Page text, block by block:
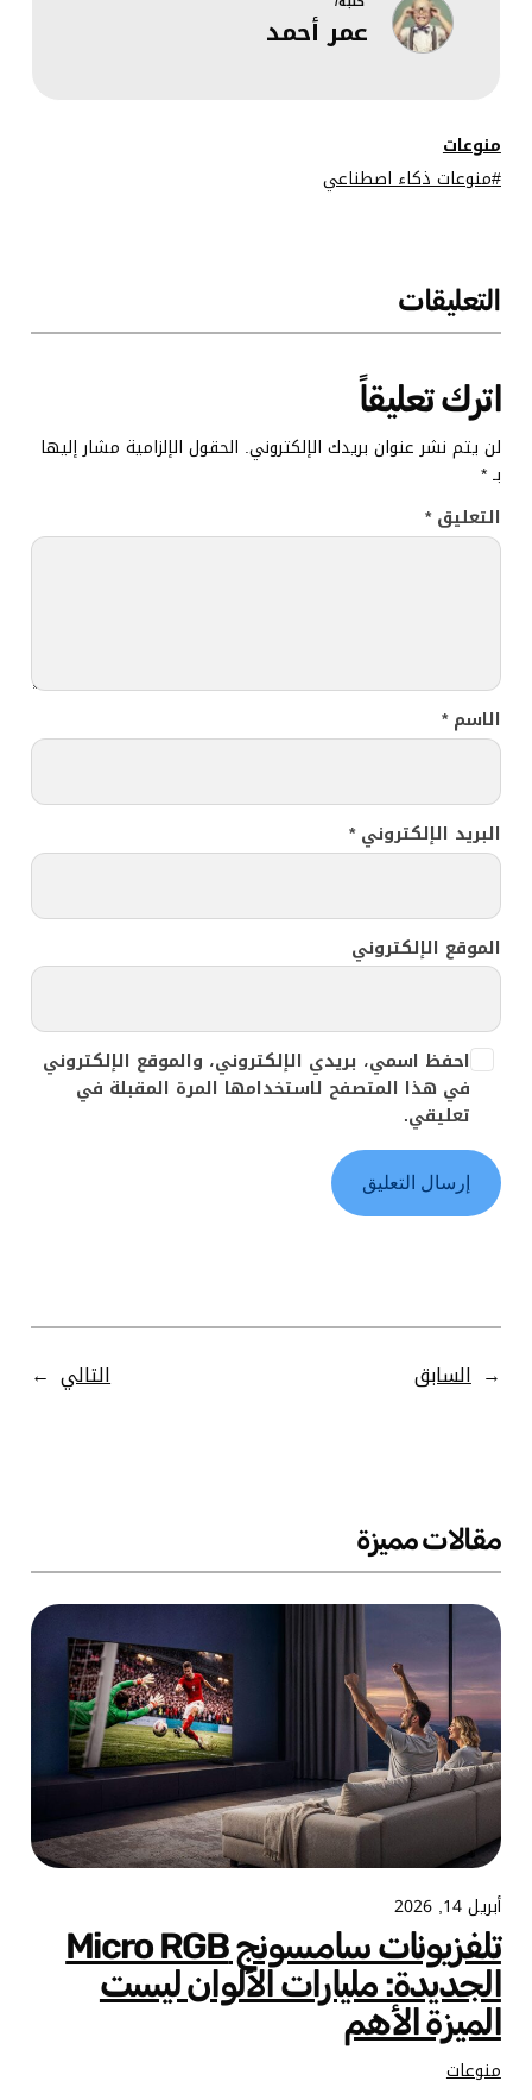
معالجة نصوص
عمر أحمد
منوعات
منوعات ذكاء اصطناعي
التعليقات
اترك تعليقاً
لن يتم نشر عنوان بريدك الإلكتروني. الحقول الإلزامية مشار إليها
بـ*
التعليق*
الاسم*
البريد الإلكتروني*
الموقع الإلكتروني
احفظ اسمي، بريدي الإلكتروني، والموقع الإلكتروني
في هذا المتصفح لاستخدامها المرة المقبلة في
تعليقي.
← السابق التالي →
مقالات مميزة
أبريل 14, 2026
تلفزيونات سامسونج Micro RGB
الجديدة: مليارات الألوان ليست
الميزة الأهم
منوعات